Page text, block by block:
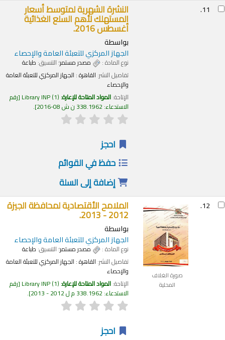
11. النشرة الشهرية لمتوسط أسعار
المستهلك لأهم السلع الغذائية
أغسطس 2016.
بواسطة
الجهاز المركزي للتعبئة العامة والإحصاء
نوع المادة : مصدر مستمر؛ التنسيق:طباعة
تفاصيل النشر:القاهرة : الجهاز المركزي للتعبئة العامة
والإحصاء
الإتاحة:المواد المتاحة للإعارة: Library INP(1)
رقم
الاستدعاء:338.1962 ن ش 08-2016 .
احجز
حفظ في القوائم
إضافة إلى السلة
12.
صورة الغلاف
المحلية
الملامح الأقتصادية لمحافظة الجيزة
2012 - 2013.
بواسطة
الجهاز المركزي للتعبئة العامة والإحصاء
نوع المادة : مصدر مستمر؛ التنسيق:طباعة
تفاصيل النشر:القاهرة : الجهاز المركزي للتعبئة العامة
والإحصاء
الإتاحة:المواد المتاحة للإعارة: Library INP(1)
رقم
الاستدعاء:338.1962 م ل 2012 - 2013 .
احجز